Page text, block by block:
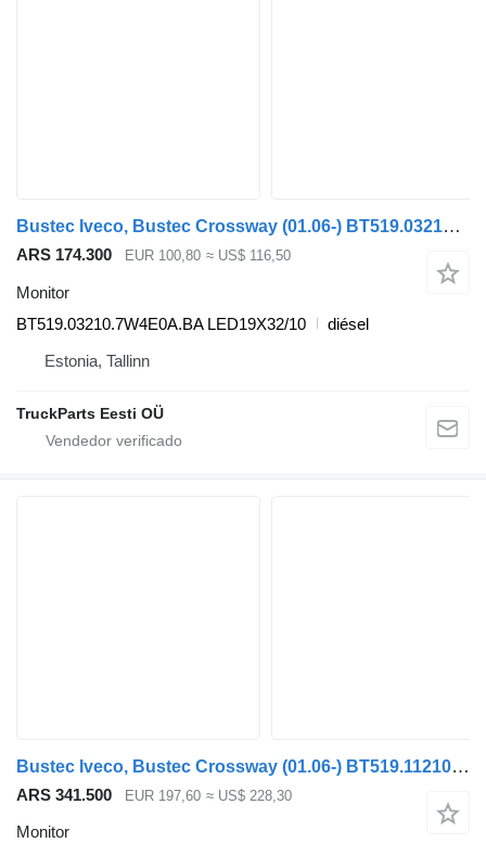
Bustec Iveco, Bustec Crossway (01.06-) BT519.03210.7W4E0A.BA monitor para Irisbus Arway, Crossway, Crealis, Magelys, Proway, Daily Tourys (2006-) autobús
ARS 174.300 EUR 100,80 ≈ US$ 116,50
Monitor
BT519.03210.7W4E0A.BA LED19X32/10
diésel
Estonia, Tallinn
TruckParts Eesti OÜ
Bustec Iveco, Bustec Crossway (01.06-) BT519.11210.7W4D0A.BA monitor para Irisbus Arway, Crossway, Crealis, Magelys, Proway, Daily Tourys (2006-) autobús
ARS 341.500 EUR 197,60 ≈ US$ 228,30
Monitor